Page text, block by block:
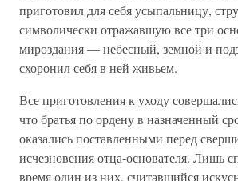
приготовил для себя усыпальницу,
символически отражавшую все три
мироздания — небесный, земной и
схоронил себя в ней живьем.
Все приготовления к уходу
что братья по ордену в назначенный
оказались поставленными перед
исчезновения отца-основателя. Лишь
время один из них, считавшийся